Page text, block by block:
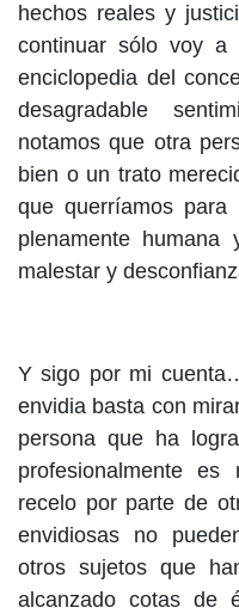
hechos reales y
continuar sólo voy a
enciclopedia del
desagradable
notamos que otra
bien o un trato
que querríamos para
plenamente
malestar y
Y sigo por mi
envidia basta con
persona que ha
profesionalmente
recelo por parte de
envidiosas no
otros sujetos que
alcanzado cotas de